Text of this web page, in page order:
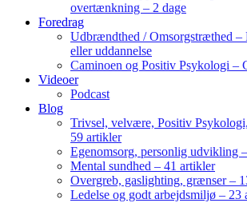
overtænkning – 2 dage
Foredrag
Udbrændthed / Omsorgstræthed –
eller uddannelse
Caminoen og Positiv Psykologi –
Videoer
Podcast
Blog
Trivsel, velvære, Positiv
59 artikler
Egenomsorg, personlig udvikling
Mental sundhed – 41 artikler
Overgreb, gaslighting, grænser –
Ledelse og godt arbejdsmiljø – 23